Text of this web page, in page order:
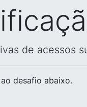
de acessos
desafio abaixo.